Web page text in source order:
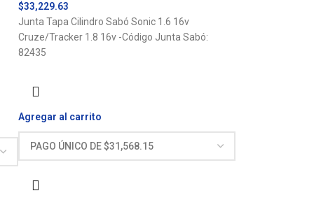
$33,229.63
Junta Tapa Cilindro Sabó Sonic 1.6 16v
Cruze/Tracker 1.8 16v -Código Junta Sabó:
82435
Agregar al carrito